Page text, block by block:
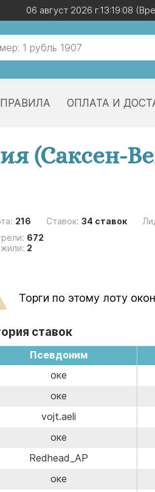
06 август 2026 г.13:19:09
ПРАВИЛА ОПЛАТА И
06 август 2026 г.13:19:09
(Саксен-
216 Ставок: 34 ставок
672
2
Торги по этому лоту
ставок
Псевдоним
оке
оке
vojt.aeli
оке
Redhead_AP
оке